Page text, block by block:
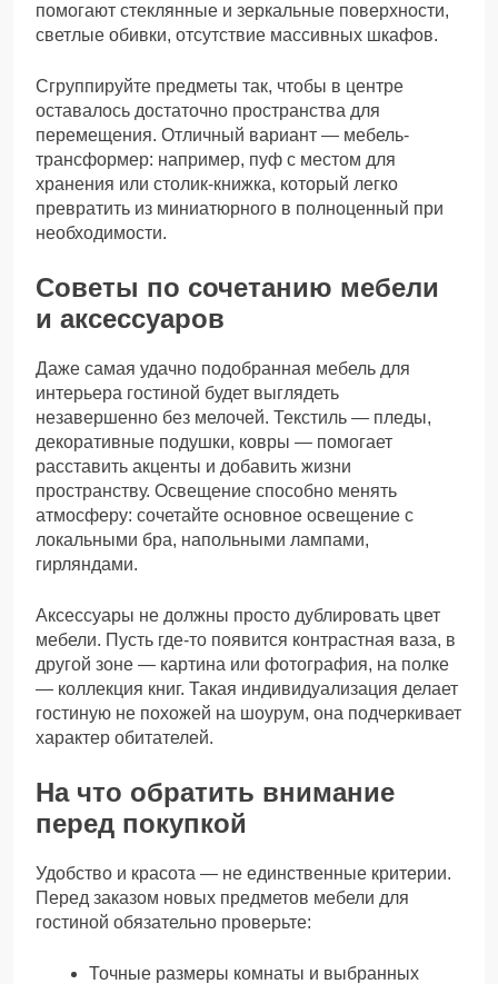
помогают стеклянные и зеркальные поверхности,
светлые обивки, отсутствие массивных шкафов.
Сгруппируйте предметы так, чтобы в центре
оставалось достаточно пространства для
перемещения. Отличный вариант — мебель-
трансформер: например, пуф с местом для
хранения или столик-книжка, который легко
превратить из миниатюрного в полноценный при
необходимости.
Советы по сочетанию мебели
и аксессуаров
Даже самая удачно подобранная мебель для
интерьера гостиной будет выглядеть
незавершенно без мелочей. Текстиль — пледы,
декоративные подушки, ковры — помогает
расставить акценты и добавить жизни
пространству. Освещение способно менять
атмосферу: сочетайте основное освещение с
локальными бра, напольными лампами,
гирляндами.
Аксессуары не должны просто дублировать цвет
мебели. Пусть где-то появится контрастная ваза, в
другой зоне — картина или фотография, на полке
— коллекция книг. Такая индивидуализация делает
гостиную не похожей на шоурум, она подчеркивает
характер обитателей.
На что обратить внимание
перед покупкой
Удобство и красота — не единственные критерии.
Перед заказом новых предметов мебели для
гостиной обязательно проверьте:
Точные размеры комнаты и выбранных